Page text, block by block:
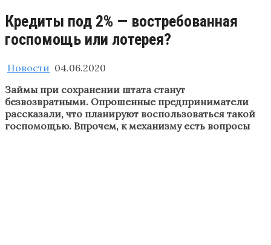
Кредиты под 2% — востребованная
госпомощь или лотерея?
Новости 04.06.2020
Займы при сохранении штата станут
безвозвратными. Опрошенные предприниматели
рассказали, что планируют воспользоваться такой
госпомощью. Впрочем, к механизму есть вопросы